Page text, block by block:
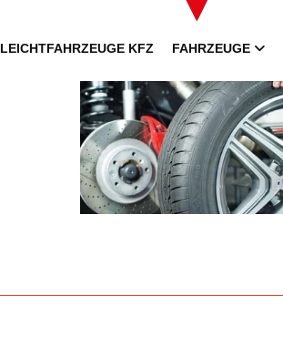
LEICHTFAHRZEUGE KFZ FAHRZEUGE